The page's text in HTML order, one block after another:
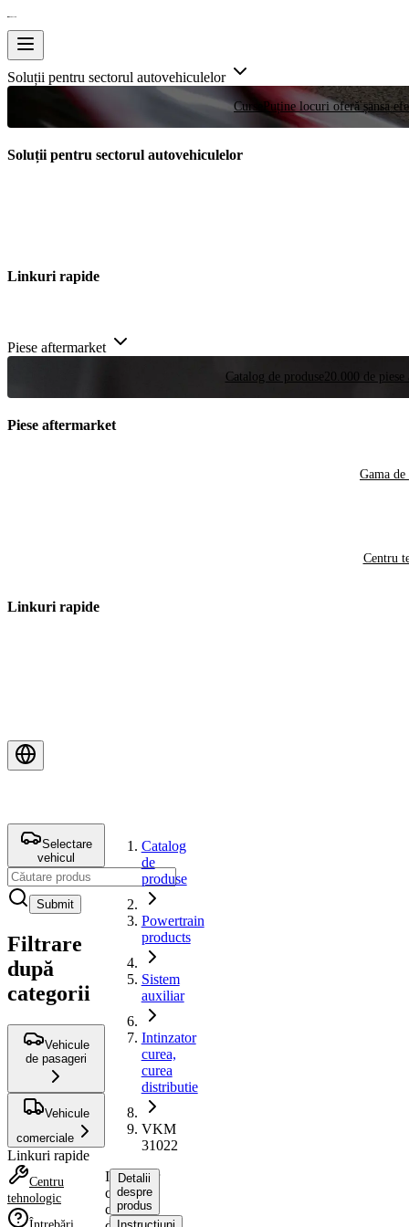
Soluții pentru sectorul autovehiculelor
Curse Puține locuri oferă șansa
Soluții pentru sectorul autovehiculelor
Linkuri rapide
Piese aftermarket
Catalog de produse 20.000 de
Piese aftermarket
Gama de
Centru
Linkuri rapide
Selectare
vehicul
Submit
Filtrare
după
categorii
Vehicule
de pasageri
Vehicule
comerciale
Linkuri rapide
Centru
tehnologic
Catalog
de
produse
Powertrain
products
Sistem
auxiliar
Intinzator
curea,
curea
distributie
VKM
31022
Intinzator
curea,
curea
Detalii
despre
produs